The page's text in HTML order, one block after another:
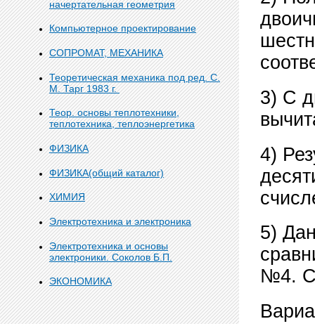
начертательная геометрия
Компьютерное проектирование
СОПРОМАТ, МЕХАНИКА
Теоретическая механика под ред. С.
М. Тарг 1983 г.
Теор. основы теплотехники,
теплотехника, теплоэнергетика
ФИЗИКА
ФИЗИКА(общий каталог)
ХИМИЯ
Электротехника и электроника
Электротехника и основы
электроники. Соколов Б.П.
ЭКОНОМИКА
3) С
4)
5)
№4.